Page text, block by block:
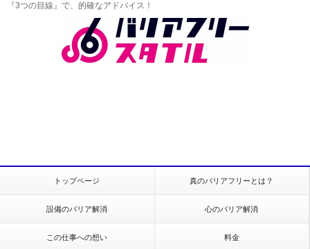
『3つの目線』で、的確なアドバイス！
トップページ 真のバリアフリーとは？
設備のバリア解消 心のバリア解消
この仕事への想い 料金